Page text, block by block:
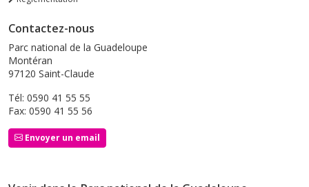
Contactez-nous
Parc national de la Guadeloupe
Montéran
97120 Saint-Claude
Tél: 0590 41 55 55
Fax: 0590 41 55 56
Envoyer un email